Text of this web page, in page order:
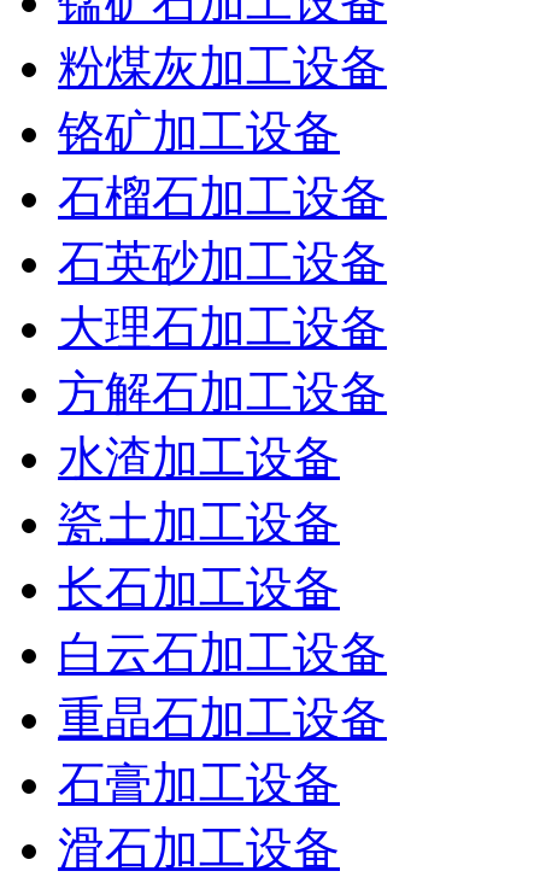
粉煤灰加工设备
铬矿加工设备
石榴石加工设备
石英砂加工设备
大理石加工设备
方解石加工设备
水渣加工设备
瓷土加工设备
长石加工设备
白云石加工设备
重晶石加工设备
石膏加工设备
滑石加工设备